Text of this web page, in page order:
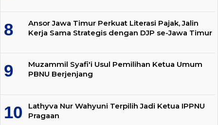
Ansor Jawa Timur Perkuat Literasi Pajak, Jalin
Kerja Sama Strategis dengan DJP se-Jawa Timur
Muzammil Syafi'i Usul Pemilihan Ketua Umum
PBNU Berjenjang
Lathyva Nur Wahyuni Terpilih Jadi Ketua IPPNU
Pragaan